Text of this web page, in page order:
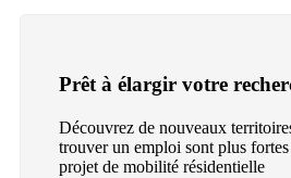
Prêt à élargir votre
Découvrez de nouveaux
trouver un emploi sont plus
projet de mobilité résidentielle